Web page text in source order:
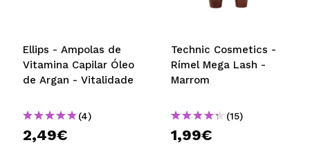
Ellips - Ampolas de
Vitamina Capilar Óleo
de Argan - Vitalidade
(4)
2,49€
Technic Cosmetics -
Rímel Mega Lash -
Marrom
(15)
1,99€